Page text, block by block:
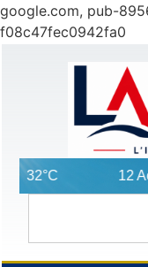
google.com, pub-
f08c47fec0942fa0
32°C 12